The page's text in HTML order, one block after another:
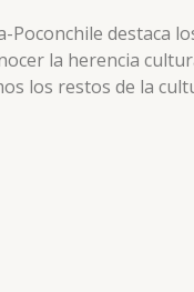
Poconchile destaca
la herencia
los restos de la